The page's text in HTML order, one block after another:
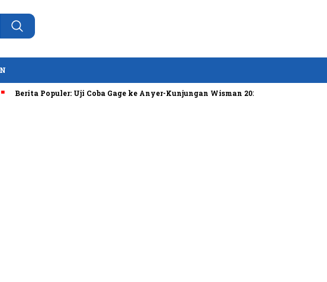
Populer: Uji Coba Gage ke Anyer-Kunjungan Wisman 2022 Diprediksi Rendah